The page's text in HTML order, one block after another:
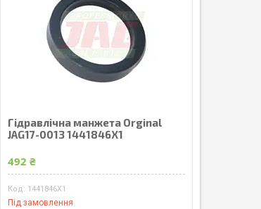
Гідравлічна манжета Orginal
JAG17-0013 1441846X1
492 ₴
1441846X1
Під замовлення